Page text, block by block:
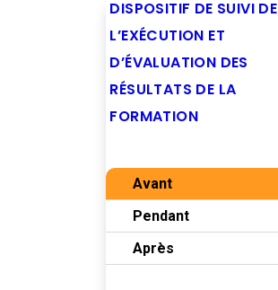
DISPOSITIF DE SUIVI DE
L’EXÉCUTION ET
D’ÉVALUATION DES
RÉSULTATS DE LA
FORMATION
Avant
Pendant
Après